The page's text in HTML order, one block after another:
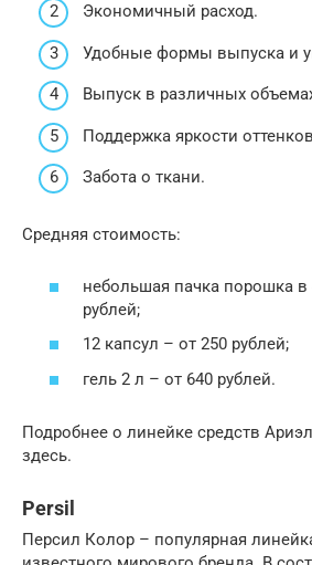
Экономичный расход.
Удобные формы выпуска и
Выпуск в различных
Поддержка яркости
Забота о ткани.
Средняя стоимость:
небольшая пачка порошка в
рублей;
12 капсул – от 250 рублей;
гель 2 л – от 640 рублей.
Подробнее о линейке средств
здесь.
Persil
Персил Колор – популярная